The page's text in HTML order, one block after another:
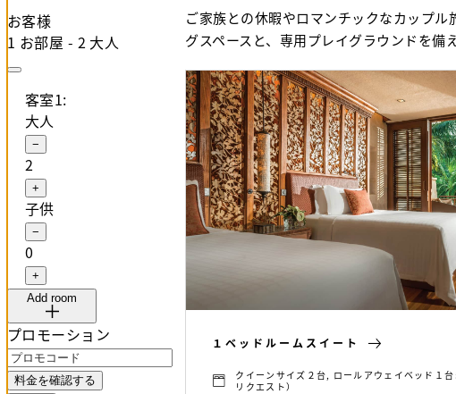
お客様
1 お部屋 - 2 大人
客室1:
大人
−
2
+
子供
−
0
+
Add room
プロモーション
料金を確認する
ご家族との休暇やロマンチックなカップ
グスペースと、専用プレイグラウンドを備
１ベッドルームスイート
クイーンサイズ２台, ロールアウェイベッド１
リクエスト）